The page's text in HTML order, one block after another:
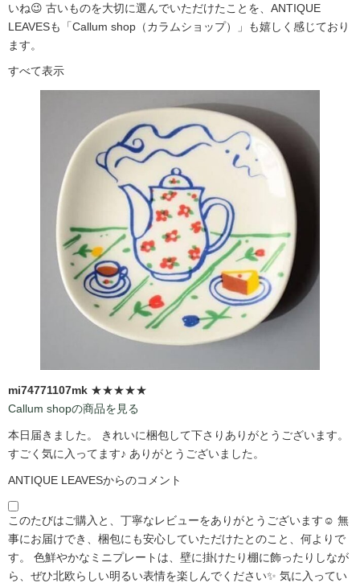
いね😉 古いものを大切に選んでいただけたことを、ANTIQUE
LEAVESも「Callum shop（カラムショップ）」も嬉しく感じており
ます。
すべて表示
mi74771107mk ★★★★★
Callum shopの商品を見る
本日届きました。 きれいに梱包して下さりありがとうございます。
すごく気に入ってます♪ ありがとうございました。
ANTIQUE LEAVESからのコメント
このたびはご購入と、丁寧なレビューをありがとうございます☺️ 無
事にお届けでき、梱包にも安心していただけたとのこと、何よりで
す。 色鮮やかなミニプレートは、壁に掛けたり棚に飾ったりしなが
ら、ぜひ北欧らしい明るい表情を楽しんでください✨ 気に入ってい